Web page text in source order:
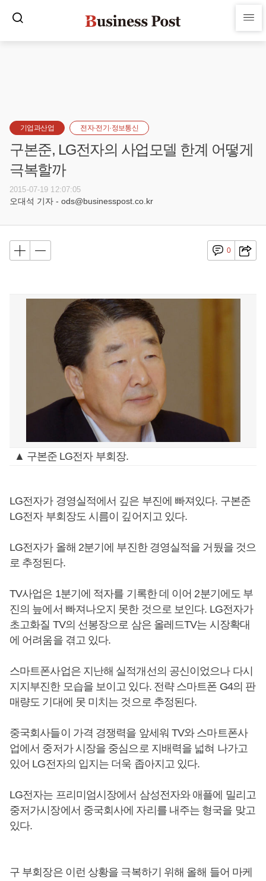
기업과산업 전자·전기·정보통신
구본준, LG전자의 사업모델 한계 어떻게
극복할까
2015-07-19 12:07:05
오대석 기자 - ods@businesspost.co.kr
0
▲ 구본준 LG전자 부회장.
LG전자가 경영실적에서 깊은 부진에 빠져있다. 구본준
LG전자 부회장도 시름이 깊어지고 있다.
LG전자가 올해 2분기에 부진한 경영실적을 거뒀을 것으
로 추정된다.
TV사업은 1분기에 적자를 기록한 데 이어 2분기에도 부
진의 늪에서 빠져나오지 못한 것으로 보인다. LG전자가
초고화질 TV의 선봉장으로 삼은 올레드TV는 시장확대
에 어려움을 겪고 있다.
스마트폰사업은 지난해 실적개선의 공신이었으나 다시
지지부진한 모습을 보이고 있다. 전략 스마트폰 G4의 판
매량도 기대에 못 미치는 것으로 추정된다.
중국회사들이 가격 경쟁력을 앞세워 TV와 스마트폰사
업에서 중저가 시장을 중심으로 지배력을 넓혀 나가고
있어 LG전자의 입지는 더욱 좁아지고 있다.
LG전자는 프리미엄시장에서 삼성전자와 애플에 밀리고
중저가시장에서 중국회사에 자리를 내주는 형국을 맞고
있다.
구 부회장은 이런 상황을 극복하기 위해 올해 들어 마케